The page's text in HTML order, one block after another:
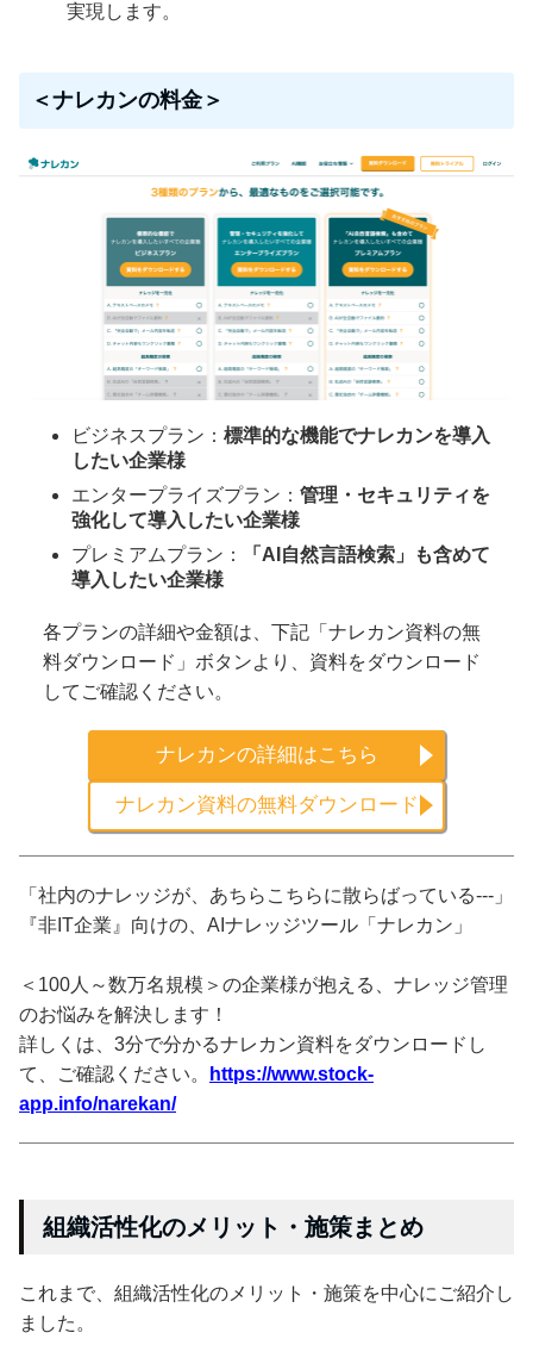
実現します。
＜ナレカンの料金＞
ビジネスプラン： 標準的な機能でナレカンを導入
したい企業様
エンタープライズプラン： 管理・セキュリティを
強化して導入したい企業様
プレミアムプラン：
「AI自然言語検索」も含めて
導入したい企業様
各プランの詳細や金額は、下記「ナレカン資料の無
料ダウンロード」ボタンより、資料をダウンロード
してご確認ください。
ナレカンの詳細はこちら
ナレカン資料の無料ダウンロード
「社内のナレッジが、あちらこちらに散らばっている---」
『非IT企業』向けの、AIナレッジツール「ナレカン」
＜100人～数万名規模＞の企業様が抱える、ナレッジ管理
のお悩みを解決します！
詳しくは、3分で分かるナレカン資料をダウンロードし
て、ご確認ください。
https://www.stock-
app.info/narekan/
組織活性化のメリット・施策まとめ
これまで、組織活性化のメリット・施策を中心にご紹介し
ました。